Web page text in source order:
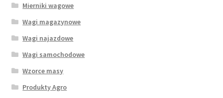
Mierniki wagowe
Wagi magazynowe
Wagi najazdowe
Wagi samochodowe
Wzorce masy
Produkty Agro